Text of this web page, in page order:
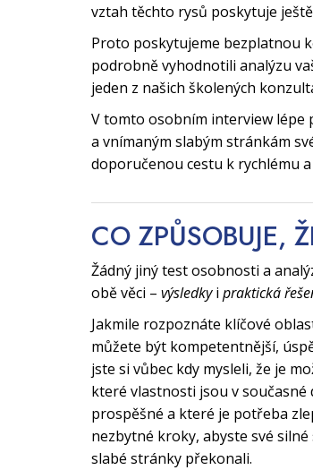
vztah těchto rysů poskytuje
Proto poskytujeme bezplatnou
podrobně vyhodnotili analýzu
jeden z našich školených
V tomto osobním interview lépe
a vnímaným slabým stránkám
doporučenou cestu k rychlému
CO ZPŮSOBUJE,
Žádný jiný test osobnosti a
obě věci – výsledkyi praktická
Jakmile rozpoznáte klíčové
můžete být kompetentnější,
jste si vůbec kdy mysleli, že je
které vlastnosti jsou v současné
prospěšné a které je potřeba
nezbytné kroky, abyste své
slabé stránky překonali.